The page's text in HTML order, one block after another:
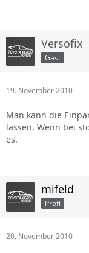
Versofix
Gast
19. November 2010
Man kann die
lassen. Wenn bei
es.
mifeld
Profi
20. November 2010